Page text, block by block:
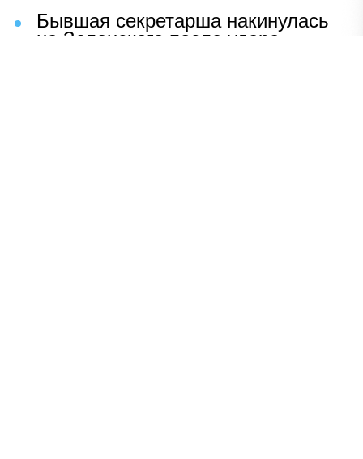
Бывшая секретарша накинулась
на Зеленского после удара